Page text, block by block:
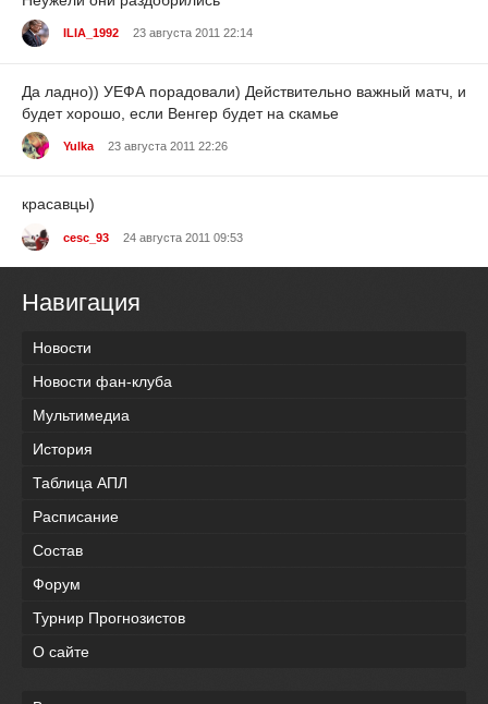
ILIA_1992 23 августа 2011 22:14
Да ладно)) УЕФА порадовали) Действительно важный матч, и
будет хорошо, если Венгер будет на скамье
Yulka 23 августа 2011 22:26
красавцы)
cesc_93 24 августа 2011 09:53
Навигация
Новости
Новости фан-клуба
Мультимедиа
История
Таблица АПЛ
Расписание
Состав
Форум
Турнир Прогнозистов
О сайте